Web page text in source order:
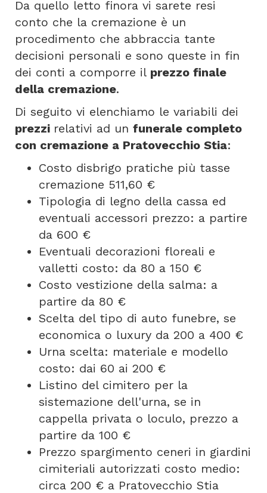
Da quello letto finora vi sarete resi
conto che la cremazione è un
procedimento che abbraccia tante
decisioni personali e sono queste in fin
dei conti a comporre il prezzo finale
della cremazione.
Di seguito vi elenchiamo le variabili dei
prezzi relativi ad un funerale completo
con cremazione a Pratovecchio Stia:
Costo disbrigo pratiche più tasse
cremazione 511,60 €
Tipologia di legno della cassa ed
eventuali accessori prezzo: a partire
da 600 €
Eventuali decorazioni floreali e
valletti costo: da 80 a 150 €
Costo vestizione della salma: a
partire da 80 €
Scelta del tipo di auto funebre, se
economica o luxury da 200 a 400 €
Urna scelta: materiale e modello
costo: dai 60 ai 200 €
Listino del cimitero per la
sistemazione dell'urna, se in
cappella privata o loculo, prezzo a
partire da 100 €
Prezzo spargimento ceneri in giardini
cimiteriali autorizzati costo medio:
circa 200 € a Pratovecchio Stia